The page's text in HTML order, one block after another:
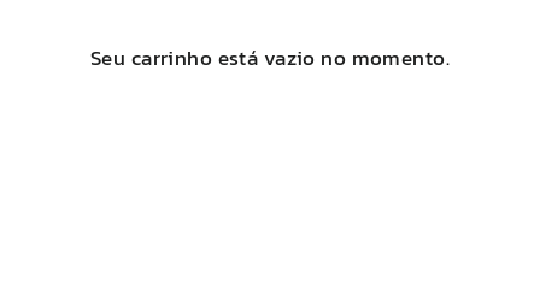
Seu carrinho está vazio no momento.